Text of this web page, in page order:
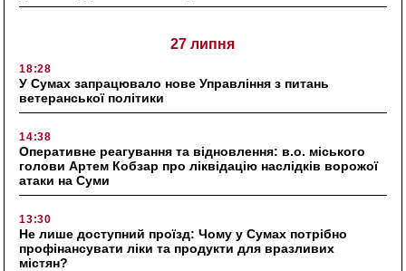
27 липня
18:28
У Сумах запрацювало нове Управління з питань
ветеранської політики
14:38
Оперативне реагування та відновлення: в.о. міського
голови Артем Кобзар про ліквідацію наслідків ворожої
атаки на Суми
13:30
Не лише доступний проїзд: Чому у Сумах потрібно
профінансувати ліки та продукти для вразливих
містян?